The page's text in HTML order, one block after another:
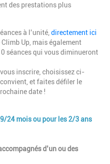
des prestations plus
à l’unité, directement ici
Up, mais également
séances qui vous diminueront
inscrire, choisissez ci-
et faites défiler le
date !
24 mois ou pour les 2/3 ans
d’un ou des